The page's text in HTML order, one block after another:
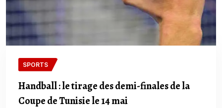
SPORTS
Handball : le tirage des demi-finales de la
Coupe de Tunisie le 14 mai